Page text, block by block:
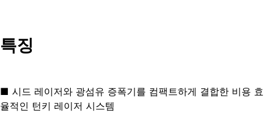
특징
■ 시드 레이저와 광섬유 증폭기를 컴팩트하게 결합한 비용 효
율적인 턴키 레이저 시스템